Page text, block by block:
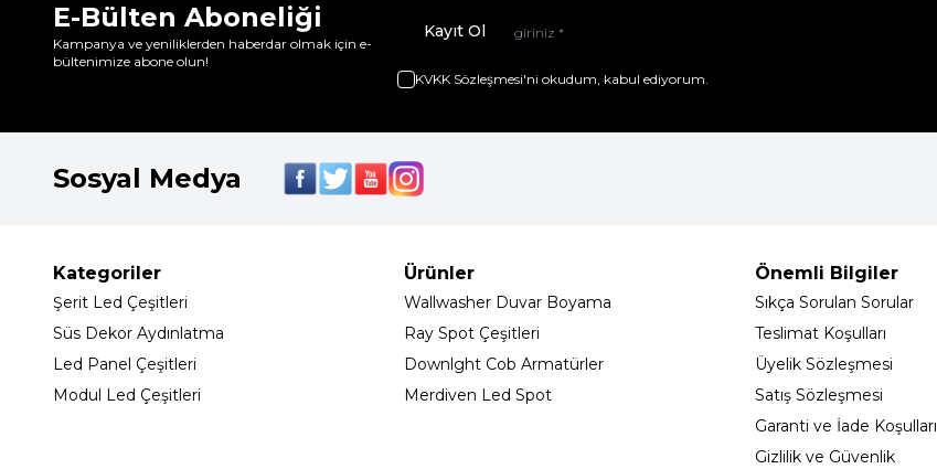
E-Bülten Aboneliği
Kampanya ve yeniliklerden haberdar olmak için e-
bültenimize abone olun!
Kayıt Ol
KVKK Sözleşmesi'ni okudum, kabul ediyorum.
Sosyal Medya
Kategoriler
Şerit Led Çeşitleri
Süs Dekor Aydınlatma
Led Panel Çeşitleri
Modul Led Çeşitleri
Ürünler
Wallwasher Duvar Boyama
Ray Spot Çeşitleri
Downlght Cob Armatürler
Merdiven Led Spot
Önemli Bilgiler
Sıkça Sorulan Sorular
Teslimat Koşulları
Üyelik Sözleşmesi
Satış Sözleşmesi
Garanti ve İade Koşulları
Gizlilik ve Güvenlik